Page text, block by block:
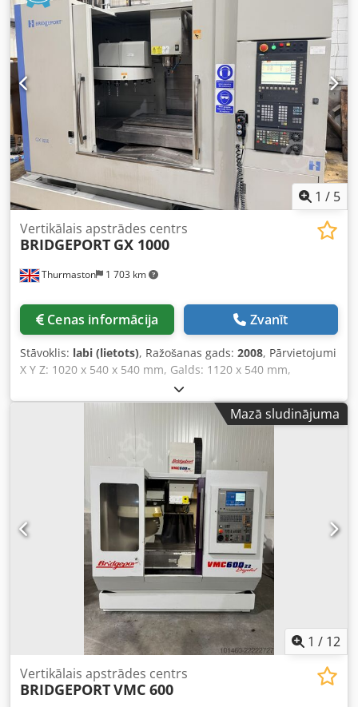
1 / 5
Thurmaston 1 703 km
Vertikālais apstrādes centrs
BRIDGEPORT GX 1000
Cenas informācija Zvanīt
Stāvoklis: labi (lietots), Ražošanas gads: 2008, Pārvietojumi
X Y Z: 1020 x 540 x 540 mm, Galds: 1120 x 540 mm,
Siemens 810 vadības sistēma, 24 pozīciju automātiskā
instrumentu maiņas sistēma (ATC), vārpstas jauda: 15 kW,
10 000 apgr./min., BT40 vārpsta, dzesēšanas sistēma.
Mazā sludinājuma
1 / 12
Vertikālais apstrādes centrs
BRIDGEPORTVMC 600